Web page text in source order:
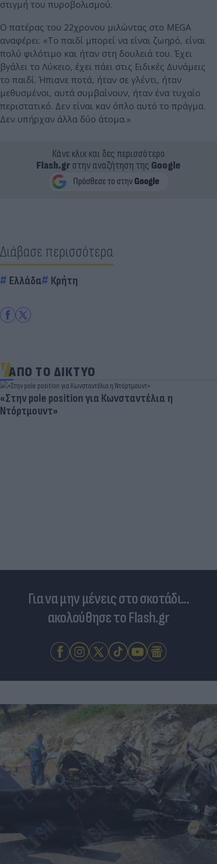
στιγμή του πυροβολισμού.
Ο πατέρας του 22χρονου μιλώντας στο MEGA
αναφέρει: «Το παιδί μπορεί να είναι ζωηρό, είναι
πολύ φιλότιμο και ήταν στη δουλειά του. Έχει
βγάλει το Λύκειο, έχει πάει στις Ειδικές Δυνάμεις
το παιδί. Ήπιανε ποτά, ήταν σε γλέντι, ήταν
μεθυσμένοι, αυτά συμβαίνουν, ήταν ένα τυχαίο
περιστατικό. Δεν είναι καν όπλο αυτό το πράγμα.
Δεν υπήρχαν άλλα δύο άτομα.»
Κάνε κλικ και δες περισσότερο
Flash.grστην αναζήτηση της Google
Διάβασε περισσότερα
Ελλάδα Κρήτη
ΑΠΟ ΤΟ ΔΙΚΤΥΟ
«Στην pole position για Κωνσταντέλια η
Ντόρτμουντ»
Για να μην μένεις στο σκοτάδι...
ακολούθησε το Flash.gr